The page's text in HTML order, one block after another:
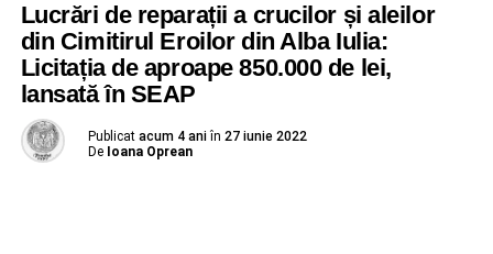
Lucrări de reparații a crucilor și aleilor
din Cimitirul Eroilor din Alba Iulia:
Licitația de aproape 850.000 de lei,
lansată în SEAP
Publicat acum 4 ani în 27 iunie 2022
De Ioana Oprean